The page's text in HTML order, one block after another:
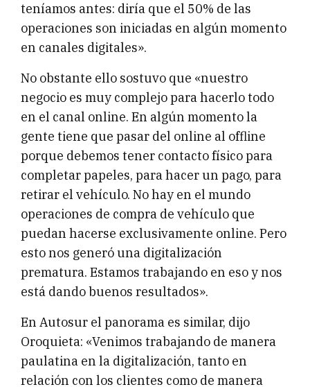
teníamos antes: diría que el 50% de las
operaciones son iniciadas en algún momento
en canales digitales».
No obstante ello sostuvo que «nuestro
negocio es muy complejo para hacerlo todo
en el canal online. En algún momento la
gente tiene que pasar del online al offline
porque debemos tener contacto físico para
completar papeles, para hacer un pago, para
retirar el vehículo. No hay en el mundo
operaciones de compra de vehículo que
puedan hacerse exclusivamente online. Pero
esto nos generó una digitalización
prematura. Estamos trabajando en eso y nos
está dando buenos resultados».
En Autosur el panorama es similar, dijo
Oroquieta: «Venimos trabajando de manera
paulatina en la digitalización, tanto en
relación con los clientes como de manera